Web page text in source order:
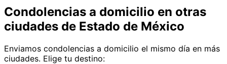
Condolencias a domicilio en otras
ciudades de Estado de México
Enviamos condolencias a domicilio el mismo día en más
ciudades. Elige tu destino: